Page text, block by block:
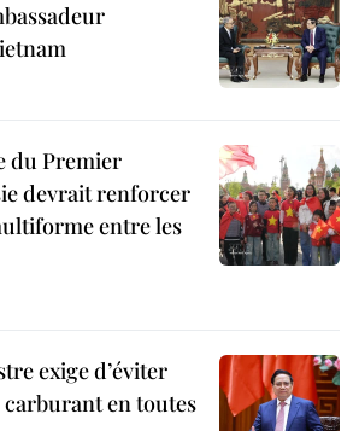
du Premier
devrait renforcer
entre les
exige d’éviter
en toutes